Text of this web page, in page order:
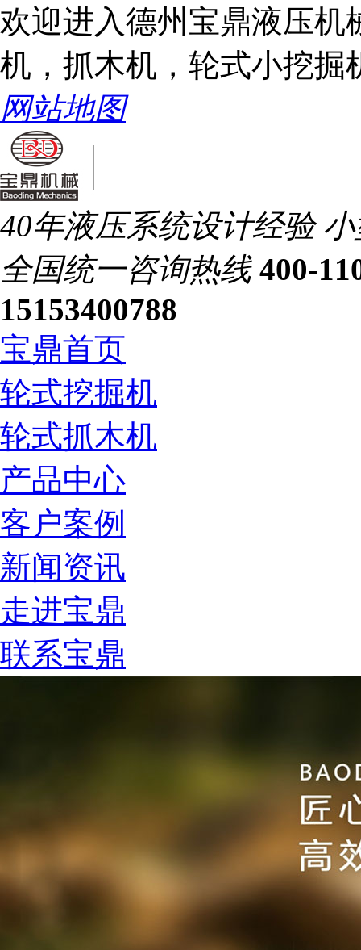
欢迎进入德州宝鼎液压机
机，抓木机，轮式小挖
网站地图
40年液压系统设计经验
全国统一咨询热线 400-
15153400788
宝鼎首页
轮式挖掘机
轮式抓木机
产品中心
客户案例
新闻资讯
走进宝鼎
联系宝鼎